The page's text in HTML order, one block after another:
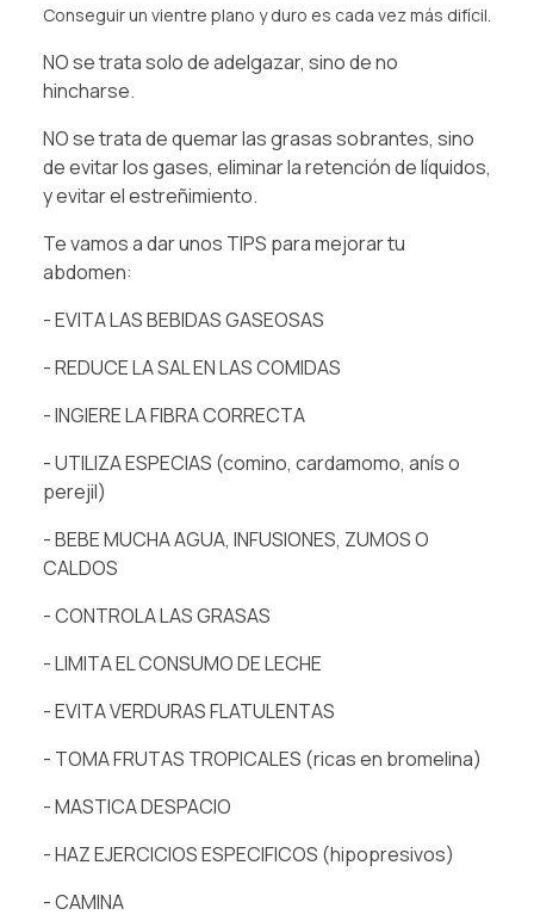
Conseguir un vientre plano y duro es cada vez más difícil.⁠
NO se trata solo de adelgazar, sino de no
hincharse.⁠
NO se trata de quemar las grasas sobrantes, sino
de evitar los gases, eliminar la retención de líquidos,
y evitar el estreñimiento.⁠
Te vamos a dar unos TIPS para mejorar tu
abdomen:⁠
- EVITA LAS BEBIDAS GASEOSAS⁠
- REDUCE LA SAL EN LAS COMIDAS⁠
- INGIERE LA FIBRA CORRECTA⁠
- UTILIZA ESPECIAS (comino, cardamomo, anís o
perejil)⁠
- BEBE MUCHA AGUA, INFUSIONES, ZUMOS O
CALDOS⁠
- CONTROLA LAS GRASAS⁠
- LIMITA EL CONSUMO DE LECHE⁠
- EVITA VERDURAS FLATULENTAS⁠
- TOMA FRUTAS TROPICALES (ricas en bromelina)⁠
- MASTICA DESPACIO⁠
- HAZ EJERCICIOS ESPECIFICOS (hipopresivos)⁠
- CAMINA⁠